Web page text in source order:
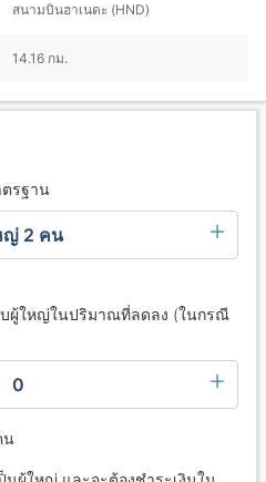
สนามบินฮาเนดะ (HND)
14.16 กม.
รฐาน
ญ่ 2 คน
ผู้ใหญ่ในปริมาณที่ลดลง (ในกรณี
0
น